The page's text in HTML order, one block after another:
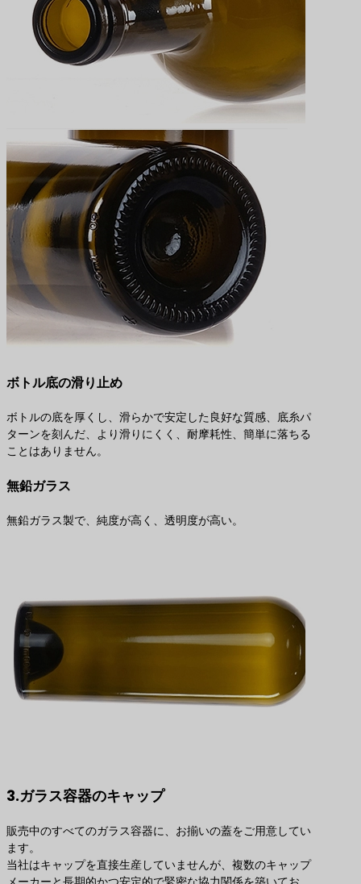
ボトル底の滑り止め
ボトルの底を厚くし、滑らかで安定した良好な質感、底糸パ
ターンを刻んだ、より滑りにくく、耐摩耗性、簡単に落ちる
ことはありません。
無鉛ガラス
無鉛ガラス製で、純度が高く、透明度が高い。
3.ガラス容器のキャップ
販売中のすべてのガラス容器に、お揃いの蓋をご用意してい
ます。
当社はキャップを直接生産していませんが、複数のキャップ